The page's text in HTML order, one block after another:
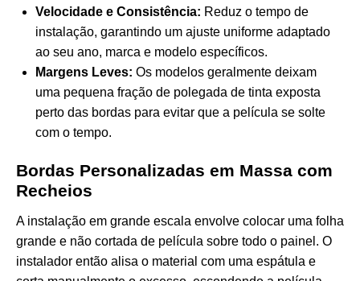
Velocidade e Consistência: Reduz o tempo de
instalação, garantindo um ajuste uniforme adaptado
ao seu ano, marca e modelo específicos.
Margens Leves: Os modelos geralmente deixam
uma pequena fração de polegada de tinta exposta
perto das bordas para evitar que a película se solte
com o tempo.
Bordas Personalizadas em Massa com
Recheios
A instalação em grande escala envolve colocar uma folha
grande e não cortada de película sobre todo o painel. O
instalador então alisa o material com uma espátula e